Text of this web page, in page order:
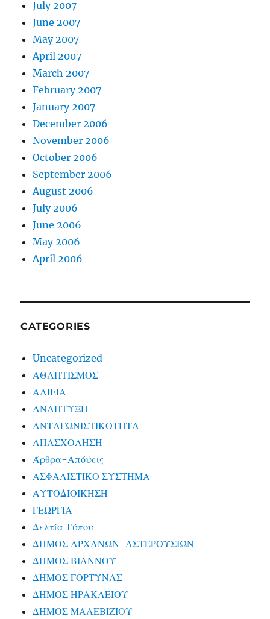
July 2007
June 2007
May 2007
April 2007
March 2007
February 2007
January 2007
December 2006
November 2006
October 2006
September 2006
August 2006
July 2006
June 2006
May 2006
April 2006
CATEGORIES
Uncategorized
ΑΘΛΗΤΙΣΜΟΣ
ΑΛΙΕΙΑ
ΑΝΑΠΤΥΞΗ
ΑΝΤΑΓΩΝΙΣΤΙΚΟΤΗΤΑ
ΑΠΑΣΧΟΛΗΣΗ
Άρθρα-Απόψεις
ΑΣΦΑΛΙΣΤΙΚΟ ΣΥΣΤΗΜΑ
ΑΥΤΟΔΙΟΙΚΗΣΗ
ΓΕΩΡΓΙΑ
Δελτία Τύπου
ΔΗΜΟΣ ΑΡΧΑΝΩΝ-ΑΣΤΕΡΟΥΣΙΩΝ
ΔΗΜΟΣ ΒΙΑΝΝΟΥ
ΔΗΜΟΣ ΓΟΡΤΥΝΑΣ
ΔΗΜΟΣ ΗΡΑΚΛΕΙΟΥ
ΔΗΜΟΣ ΜΑΛΕΒΙΖΙΟΥ